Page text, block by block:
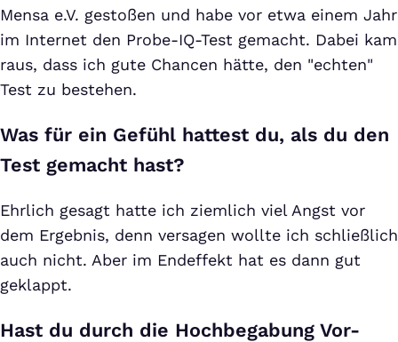
Mensa e.V. gestoßen und habe vor etwa einem Jahr
im Internet den Probe-IQ-Test gemacht. Dabei kam
raus, dass ich gute Chancen hätte, den "echten"
Test zu bestehen.
Was für ein Gefühl hattest du, als du den
Test gemacht hast?
Ehrlich gesagt hatte ich ziemlich viel Angst vor
dem Ergebnis, denn versagen wollte ich schließlich
auch nicht. Aber im Endeffekt hat es dann gut
geklappt.
Hast du durch die Hochbegabung Vor-